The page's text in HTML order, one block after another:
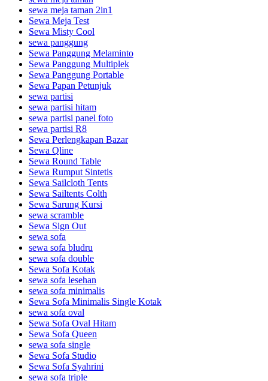
sewa meja taman 2in1
Sewa Meja Test
Sewa Misty Cool
sewa panggung
Sewa Panggung Melaminto
Sewa Panggung Multiplek
Sewa Panggung Portable
Sewa Papan Petunjuk
sewa partisi
sewa partisi hitam
sewa partisi panel foto
sewa partisi R8
Sewa Perlengkapan Bazar
Sewa Qline
Sewa Round Table
Sewa Rumput Sintetis
Sewa Sailcloth Tents
Sewa Sailtents Colth
Sewa Sarung Kursi
sewa scramble
Sewa Sign Out
sewa sofa
sewa sofa bludru
sewa sofa double
Sewa Sofa Kotak
sewa sofa lesehan
sewa sofa minimalis
Sewa Sofa Minimalis Single Kotak
sewa sofa oval
Sewa Sofa Oval Hitam
Sewa Sofa Queen
sewa sofa single
Sewa Sofa Studio
Sewa Sofa Syahrini
sewa sofa triple